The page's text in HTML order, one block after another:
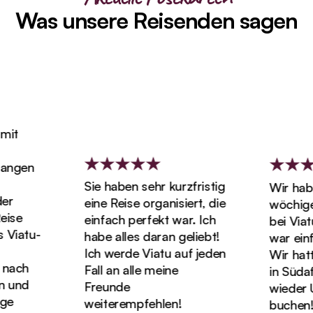
Was unsere Reisenden sagen
Sie haben sehr kurzfristig
eine Reise organisiert, die
einfach perfekt war. Ich
habe alles daran geliebt!
Ich werde Viatu auf jeden
Fall an alle meine
Freunde
weiterempfehlen!
Wir
bei
war
Wir
in
wieder
buchen!